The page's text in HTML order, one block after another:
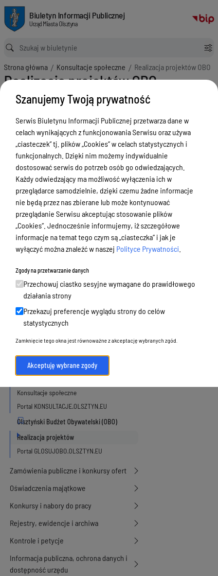
Realizacja projektów OBO
Biuletyn Informacji Publicznej Urząd Miasta Olsztyna
Biuletyn Informacji Publicznej
Urząd Miasta Olsztyna
Ścieżka powrotu
Strona główna Konsultacje społeczne Realizacja projektów OBO
Realizacja projektów OBO
Menu Przedmiotowe
ZAŁATWIANIE SPRAW
Ogłoszenia
Bezpieczeństwo
Urodzenia, małżeństwa, zgony,
meldunek, dowód, komunikacja,
działalność, alkohol
Budżet, finanse i majątek
Podatki i opłaty, umorzenia, ulgi i
dotacje
Urbanistyka, architektura i zabytki
Geodezja, sprzedaż, dzierżawa
nieruchomości
Strategie, programy, plany
Edukacja, oświata i opieka
Polityka Senioralna
Konsultacje społeczne
Konsultacje społeczne
Portal KONSULTACJE.OLSZTYN.EU
Realizacja projektów
Portal GLOSUJOBO.OLSZTYN.EU
Zamówienia publiczne i konkursy ofert
Oświadczenia majątkowe
Konkursy i nabory do pracy
Rejestry, ewidencje i archiwa
Kontrole i petycje
Informacja publiczna, ochrona danych i
dostępność urzędu
Szanujemy Twoją prywatność
Serwis Biuletynu Informacji Publicznej przetwarza dane w
celach wynikających z funkcjonowania Serwisu oraz używa
„ciasteczek” tj. plików „Cookies” w celach statystycznych i
funkcjonalnych. Dzięki nim możemy indywidualnie
dostosować serwis do potrzeb osób go odwiedzających.
Każdy odwiedzający ma możliwość wyłączenia ich w
przeglądarce samodzielnie, dzięki czemu żadne informacje
nie będą przez nas zbierane lub może kontynuować
przeglądanie Serwisu akceptując stosowanie plików
„Cookies”. Jednocześnie informujemy, iż szczegółowe
informacje na temat tego czym są „ciasteczka” i jak je
wyłączyć można znaleźć w naszej Polityce Prywatności
Zgody na przetwarzanie danych
Przechowuj ciastko sesyjne wymagane do prawidłowego
działania strony
Przekazuj preferencje wyglądu strony do celów
statystycznych
Zamknięcie tego okna jest równoważne z akceptację wybranych zgód.
Akceptuję wybrane zgody